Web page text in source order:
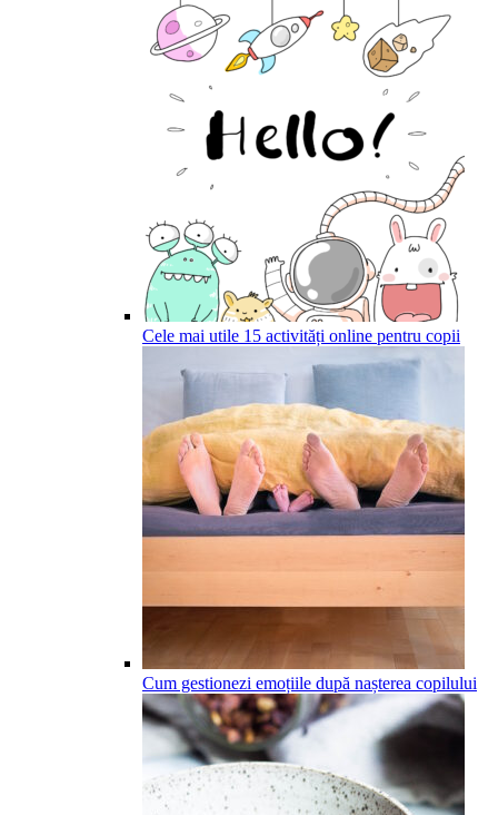
Cele mai utile 15 activități online pentru copii
Cum gestionezi emoțiile după nașterea copilului